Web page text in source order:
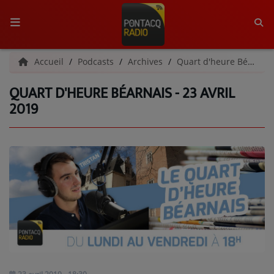
ACCUEIL
RADIO
L'ÉQUIPE
GRILLE DES PROGRAMMES
C'ÉTAIT QUOI CE TITRE ?
MÉDIAS
Accueil Podcasts Archives Quart d'heure Béarnais | Archives
QUART D'HEURE BÉARNAIS - 23 AVRIL
2019